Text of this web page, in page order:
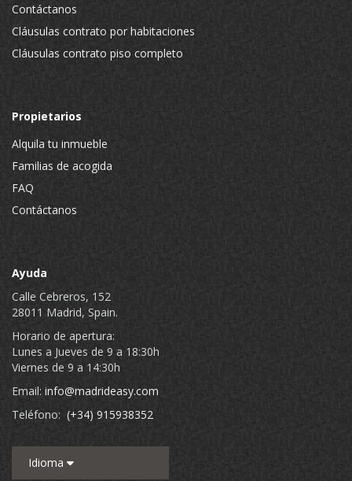
Contáctanos
Cláusulas contrato por habitaciones
Cláusulas contrato piso completo
Propietarios
Alquila tu inmueble
Familias de acogida
FAQ
Contáctanos
Ayuda
Calle Cebreros, 152
28011 Madrid, Spain.
Horario de apertura:
Lunes a Jueves de 9 a 18:30h
Viernes de 9 a 14:30h
Email: info@madrideasy.com
Teléfono: (+34) 915938352
Idioma